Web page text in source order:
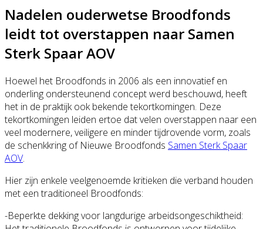
Nadelen ouderwetse Broodfonds
leidt tot overstappen naar Samen
Sterk Spaar AOV
Hoewel het Broodfonds in 2006 als een innovatief en
onderling ondersteunend concept werd beschouwd, heeft
het in de praktijk ook bekende tekortkomingen. Deze
tekortkomingen leiden ertoe dat velen overstappen naar een
veel modernere, veiligere en minder tijdrovende vorm, zoals
de schenkkring of Nieuwe Broodfonds Samen Sterk Spaar
AOV.
Hier zijn enkele veelgenoemde kritieken die verband houden
met een traditioneel Broodfonds:
-Beperkte dekking voor langdurige arbeidsongeschiktheid: